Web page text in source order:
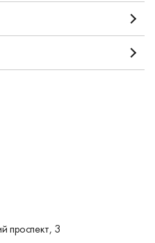
проспект, 3